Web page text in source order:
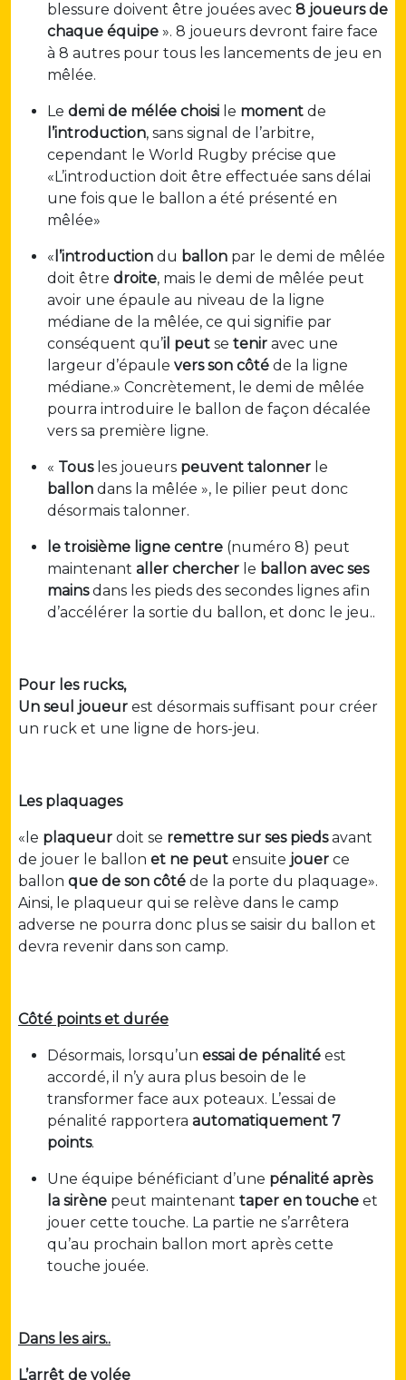
blessure doivent être jouées avec 8 joueurs de
chaque équipe ». 8 joueurs devront faire face
à 8 autres pour tous les lancements de jeu en
mêlée.
Le demi de mélée choisi le moment de
l’introduction, sans signal de l’arbitre,
cependant le World Rugby précise que
«L’introduction doit être effectuée sans délai
une fois que le ballon a été présenté en
mêlée»
« l’introduction du ballon par le demi de mêlée
doit être droite, mais le demi de mêlée peut
avoir une épaule au niveau de la ligne
médiane de la mêlée, ce qui signifie par
conséquent qu’il peut se tenir avec une
largeur d’épaule vers son côté de la ligne
médiane.» Concrètement, le demi de mêlée
pourra introduire le ballon de façon décalée
vers sa première ligne.
« Tousles joueurs peuvent talonner le
ballon dans la mêlée », le pilier peut donc
désormais talonner.
le troisième ligne centre (numéro 8) peut
maintenant aller chercher le ballon avec ses
mainsdans les pieds des secondes lignes afin
d’accélérer la sortie du ballon, et donc le jeu..
Pour les rucks,
Un seul joueur est désormais suffisant pour créer
un ruck et une ligne de hors-jeu.
Les plaquages
«le plaqueur doit se remettre sur ses piedsavant
de jouer le ballon et ne peut ensuite jouer ce
ballon que de son côté de la porte du plaquage».
Ainsi, le plaqueur qui se relève dans le camp
adverse ne pourra donc plus se saisir du ballon et
devra revenir dans son camp.
Côté points et durée
Désormais, lorsqu’un essai de pénalité est
accordé, il n’y aura plus besoin de le
transformer face aux poteaux. L’essai de
pénalité rapportera automatiquement 7
points.
Une équipe bénéficiant d’une pénalité après
la sirène peut maintenant taper en touche et
jouer cette touche. La partie ne s’arrêtera
qu’au prochain ballon mort après cette
touche jouée.
Dans les airs..
L’arrêt de volée